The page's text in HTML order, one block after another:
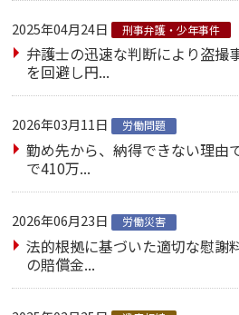
2025年04月24日 刑事弁護・少年事件
弁護士の迅速な判断により盗撮
を回避し円...
2026年03月11日 労働問題
勤め先から、納得できない理由
で410万...
2026年06月23日 労働災害
法的根拠に基づいた適切な慰謝
の賠償金...